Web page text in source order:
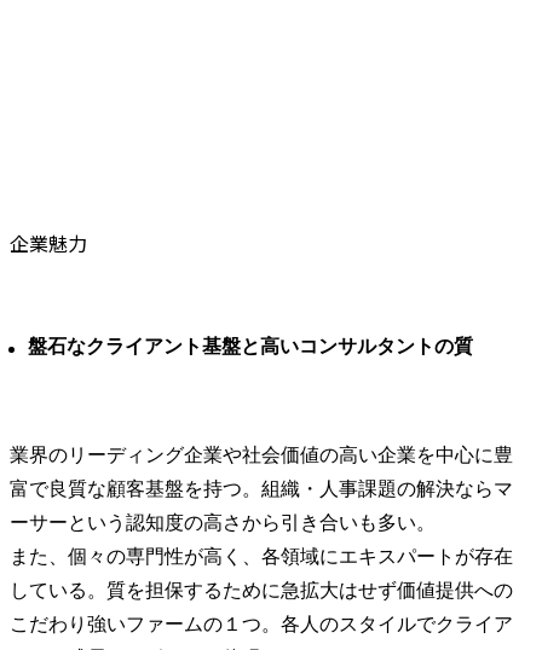
企業魅力
盤石なクライアント基盤と高いコンサルタントの質
業界のリーディング企業や社会価値の高い企業を中心に豊
富で良質な顧客基盤を持つ。組織・人事課題の解決ならマ
ーサーという認知度の高さから引き合いも多い。
また、個々の専門性が高く、各領域にエキスパートが存在
している。質を担保するために急拡大はせず価値提供への
こだわり強いファームの１つ。各人のスタイルでクライア